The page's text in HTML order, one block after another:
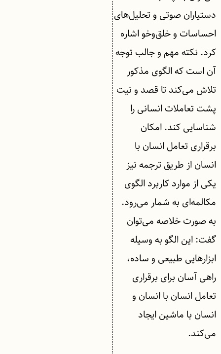
دستیاران صوتی و تحلیل‌های
احساسات و خلق‌وخو اشاره
کرد. نکته مهم و جالب توجه
آن است که الگوی مذکور
تلاش می‌کند تا قصد و نیت
پشت تعاملات انسانی را
شناسایی کند. امکان
برقراری تعامل انسان با
انسان از طریق ترجمه نیز
یکی از موارد کاربرد الگوی
مکالمه‌ای به شمار می‌رود.
به صورت خلاصه می‌توان
گفت: این الگو به وسیله
ابزارهایی طبیعی و ساده،
راهی آسان برای برقراری
تعامل انسان با انسان و
انسان با ماشین ایجاد
می‌کند.